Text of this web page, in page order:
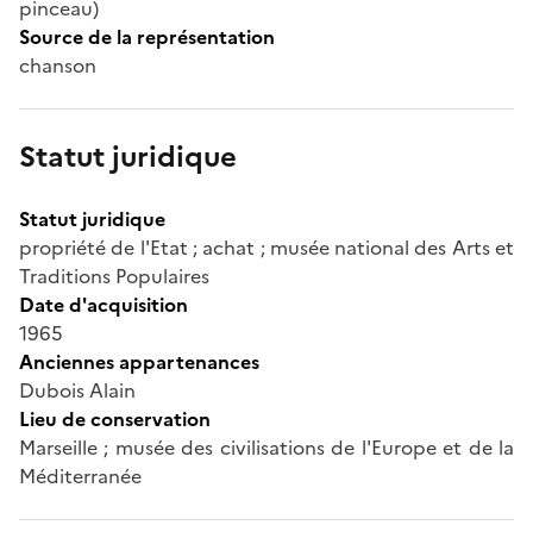
pinceau)
Source de la représentation
chanson
Statut juridique
Statut juridique
propriété de l'Etat ; achat ; musée national des Arts et
Traditions Populaires
Date d'acquisition
1965
Anciennes appartenances
Dubois Alain
Lieu de conservation
Marseille ; musée des civilisations de l'Europe et de la
Méditerranée